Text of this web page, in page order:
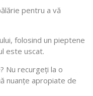
pentru a vă
folosind un pieptene
este uscat.
Nu recurgeți la o
nuanțe apropiate de